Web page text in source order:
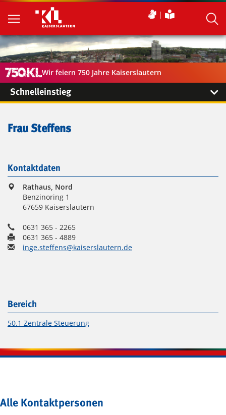
Wir feiern 750 Jahre Kaiserslautern
Schnelleinstieg
Frau Steffens
Kontaktdaten
Rathaus, Nord
Benzinoring 1
67659 Kaiserslautern
0631 365 - 2265
0631 365 - 4889
inge.steffens@kaiserslautern.de
Bereich
50.1 Zentrale Steuerung
Alle Kontaktpersonen